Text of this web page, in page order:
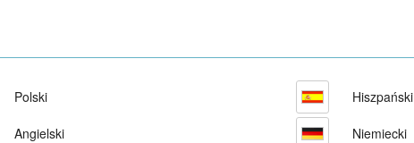
Polski
Angielski
Hiszpański
Niemiecki